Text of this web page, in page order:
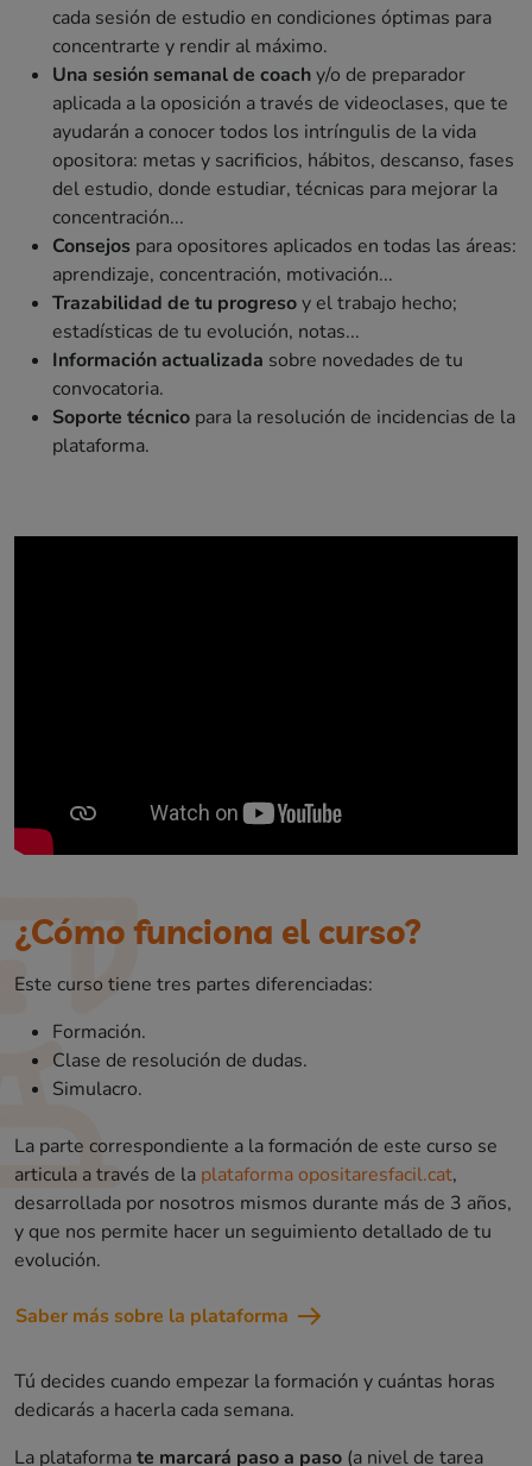
cada sesión de estudio en condiciones óptimas para
concentrarte y rendir al máximo.
Una sesión semanal de coachy/o de preparador
aplicada a la oposición a través de videoclases, que te
ayudarán a conocer todos los intríngulis de la vida
opositora: metas y sacrificios, hábitos, descanso, fases
del estudio, donde estudiar, técnicas para mejorar la
concentración...
Consejos para opositores aplicados en todas las áreas:
aprendizaje, concentración, motivación...
Trazabilidad de tu progresoy el trabajo hecho;
estadísticas de tu evolución, notas...
Información actualizada sobre novedades de tu
convocatoria.
Soporte técnico para la resolución de incidencias de la
plataforma.
¿Cómo funciona el curso?
Este curso tiene tres partes diferenciadas:
Formación.
Clase de resolución de dudas.
Simulacro.
La parte correspondiente a la formación de este curso se
articula a través de la plataforma opositaresfacil.cat,
desarrollada por nosotros mismos durante más de 3 años,
y que nos permite hacer un seguimiento detallado de tu
evolución.
Saber más sobre la plataforma
Tú decides cuando empezar la formación y cuántas horas
dedicarás a hacerla cada semana.
La plataformate marcará paso a paso (a nivel de tarea